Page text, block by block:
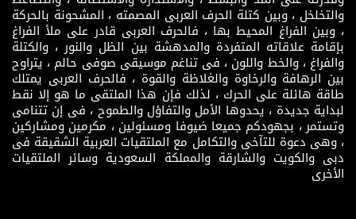
والتخلخل ، وبين كتلة الحرف العربى المصمته ، المشحونة بالحركة
، وبين الفراغ المحيط بها ، فالحرف العربى قادر على ملأ الفراغ
بإقامة علاقاته المتفردة والمدهشة بين الظل والنور ، والكتلة
والفراغ ، والخط واللون ، فى تناغم موسيقى صوفى حالم ، يتراوح
بين الرهافة والرخاوة والغلاظة والقوة ، فالحرف العربى يمتلك
طاقة هائلة على الحرك ، لذلك فإن هذا الملتقى ما هو إلا نقط
لبداية جديدة ، يحدوها الأمل والتفاؤل والطموح ، فى إن تتنامى
وتستمر ، بجهودكم جميعا ضيوفا ومسئولين ، مكرمين ومشاركين
، وهى دعوة للتآخى والتكامل مع الملتقيات العربية الشقيقة فى
دبى والكويت والشارقة والمملكة السعودية وسائر الملتقيات
الأخرى